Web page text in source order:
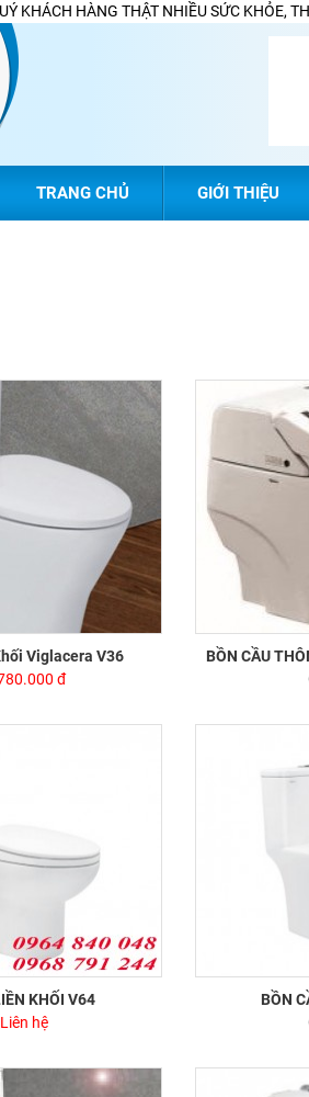
KHÁCH HÀNG THẬT NHIỀU SỨC KHỎE,
TRANG CHỦ GIỚI THIỆU
Viglacera V36
đ
BỒN CẦU
KHỐI V64
Liên hệ
BỒN